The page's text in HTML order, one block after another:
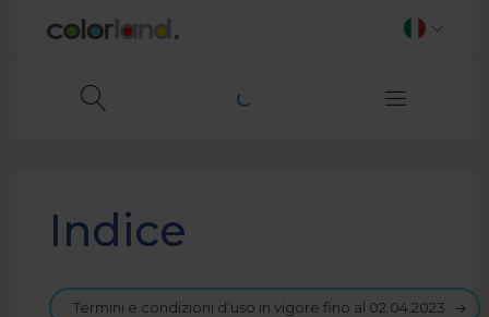
Indice
Termini e condizioni d’uso in vigore fino al 02.04.2023